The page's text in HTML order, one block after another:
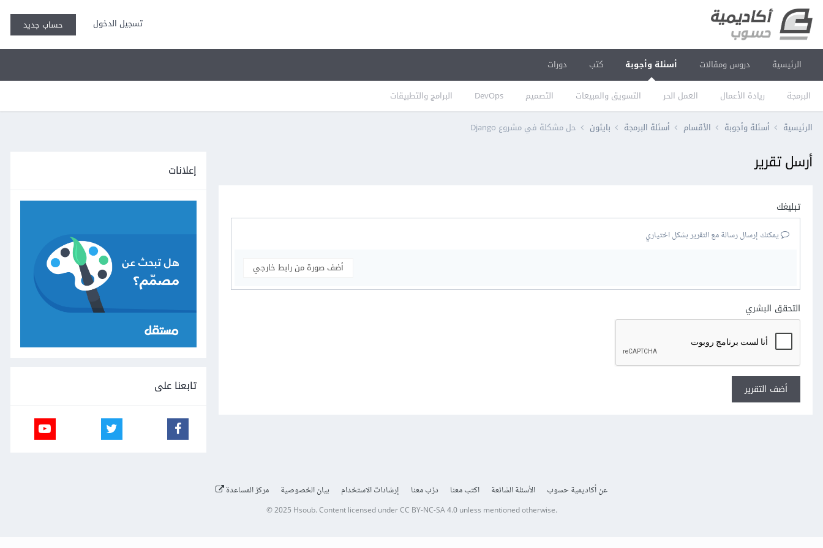
تسجيل الدخول حساب جديد
الرئيسية دروس ومقالات أسئلة وأجوبة
البرمجة ريادة الأعمال العمل الحر التسويق والمبيعات التصميم DevOps البرامج والتطبيقات
كتب دورات
الرئيسية أسئلة وأجوبة الأقسام أسئلة البرمجة بايثون حل مشكلة في مشروع Django
أرسل تقرير
تبليغك
يمكنك إرسال رسالة مع التقرير بشكل اختياري
أضف صورة من رابط خارجي
التحقق البشري
أضف التقرير
إعلانات
تابعنا على
عن أكاديمية حسوب الأسئلة الشائعة اكتب معنا درّب معنا إرشادات الاستخدام بيان الخصوصية مركز المساعدة
© 2025 Hsoub.Content licensed underCC BY-NC-SA 4.0unless mentioned otherwise.